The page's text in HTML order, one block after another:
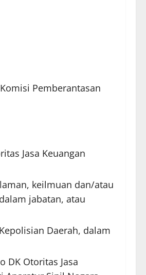
Pemberantasan
Jasa Keuangan
keilmuan dan/atau
jabatan, atau
Daerah, dalam
Otoritas Jasa